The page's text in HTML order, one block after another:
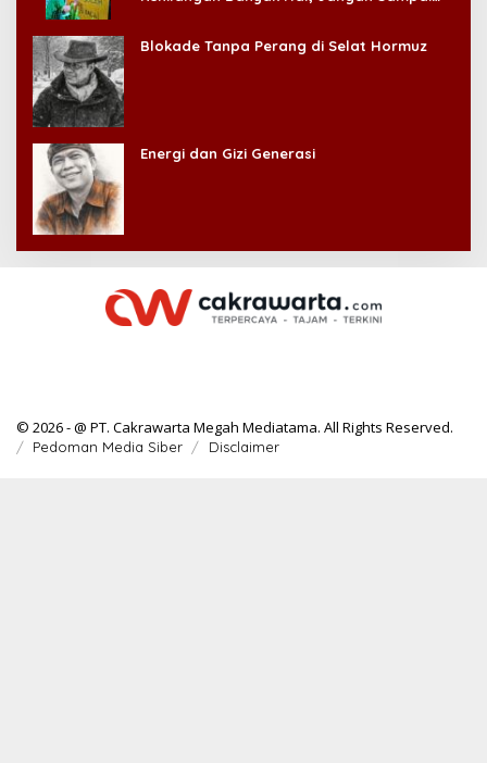
Blokade Tanpa Perang di Selat Hormuz
Energi dan Gizi Generasi
© 2026 - @ PT. Cakrawarta Megah Mediatama. All Rights Reserved.
Pedoman Media Siber Disclaimer